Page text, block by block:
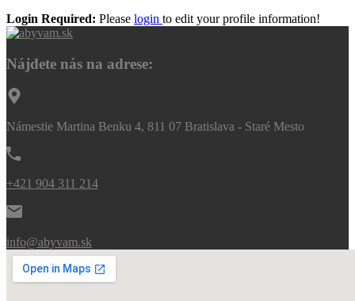
Login Required: Please login to edit your profile information!
Nájdete nás na adrese:
Námestie Martina Benku 4, 811 07 Bratislava - Staré Mesto
+421 904 311 214
info@abyvam.sk